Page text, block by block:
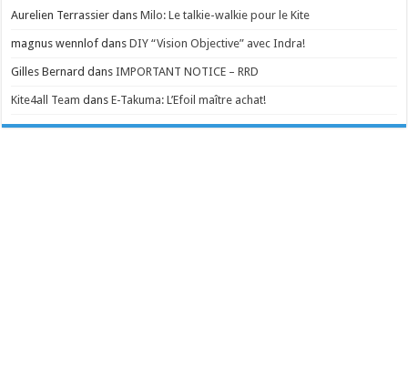
Aurelien Terrassier dansMilo: Le talkie-walkie pour le Kite
magnus wennlof dansDIY “Vision Objective” avec Indra!
Gilles Bernard dansIMPORTANT NOTICE – RRD
Kite4all Team dansE-Takuma: L’Efoil maître achat!